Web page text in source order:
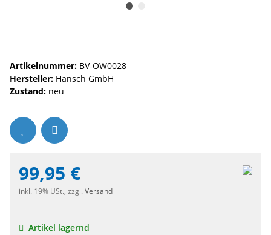
Artikelnummer: BV-OW0028
Hersteller: Hänsch GmbH
Zustand: neu
99,95 €
inkl. 19% USt., zzgl. Versand
Artikel lagernd